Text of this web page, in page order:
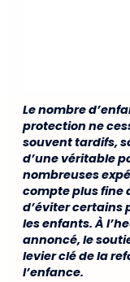
Le nombre
protection ne
souvent tardifs,
d’une véritable
nombreuses
compte plus fine
d’éviter certains
les enfants. À
annoncé, le
levier clé de la
l’enfance.